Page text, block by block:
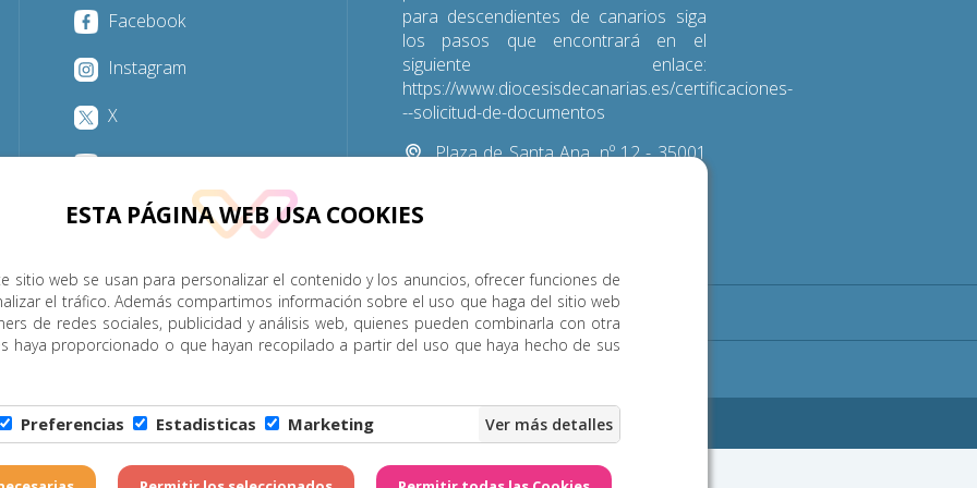
ESTA PÁGINA WEB USA COOKIES
sitio web se usan para personalizar el contenido y los anuncios, ofrecer funciones de
el tráfico. Además compartimos información sobre el uso que haga del sitio web
de redes sociales, publicidad y análisis web, quienes pueden combinarla con otra
haya proporcionado o que hayan recopilado a partir del uso que haya hecho de sus
Preferencias Estadisticas Marketing
Facebook
Instagram
X
YouTube
para descendientes de canarios siga
los pasos que encontrará en el
siguiente enlace:
https://www.diocesisdecanarias.es/certificaciones-
--solicitud-de-documentos
Plaza de Santa Ana, nº 12 - 35001
P. Menor Cumplimiento Transparencia Horarios de misa Noticias Contacto
- Diócesis de Canarias. Todos los derechos reservados Página realizada por Web Las Palmas